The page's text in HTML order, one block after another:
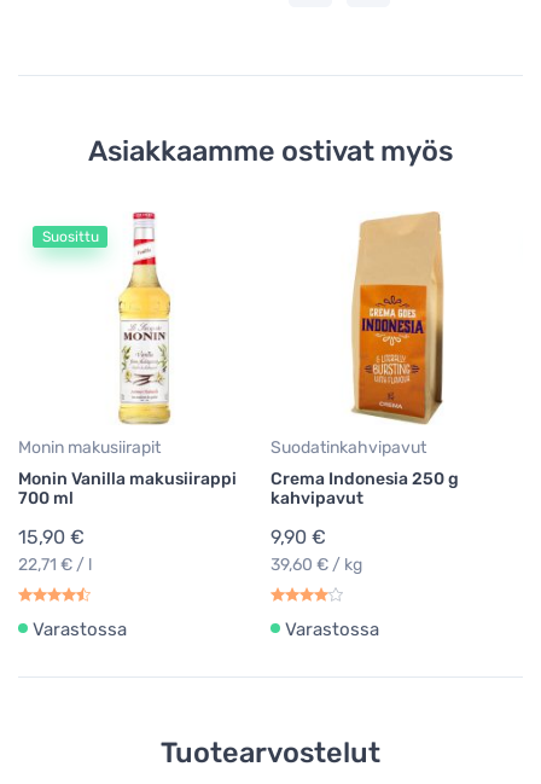
Asiakkaamme ostivat myös
Suosittu
Monin makusiirapit
Monin Vanilla makusiirappi
700 ml
15,90 €
22,71 € / l
Varastossa
Suodatinkahvipavut
Crema Indonesia 250 g
kahvipavut
9,90 €
39,60 € / kg
Varastossa
Tuotearvostelut